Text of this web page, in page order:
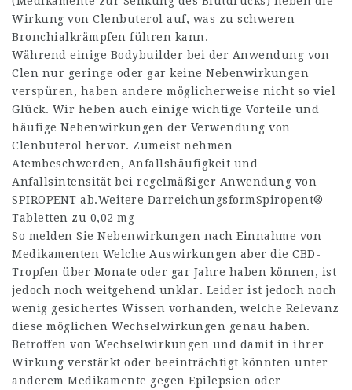
Wirkung von Clenbuterol auf, was zu schweren
Bronchialkrämpfen führen kann.
Während einige Bodybuilder bei der Anwendung von
Clen nur geringe oder gar keine Nebenwirkungen
verspüren, haben andere möglicherweise nicht so viel
Glück. Wir heben auch einige wichtige Vorteile und
häufige Nebenwirkungen der Verwendung von
Clenbuterol hervor. Zumeist nehmen
Atembeschwerden, Anfallshäufigkeit und
Anfallsintensität bei regelmäßiger Anwendung von
SPIROPENT ab.Weitere DarreichungsformSpiropent®
Tabletten zu 0,02 mg
So melden Sie Nebenwirkungen nach Einnahme von
Medikamenten Welche Auswirkungen aber die CBD-
Tropfen über Monate oder gar Jahre haben können, ist
jedoch noch weitgehend unklar. Leider ist jedoch noch
wenig gesichertes Wissen vorhanden, welche Relevanz
diese möglichen Wechselwirkungen genau haben.
Betroffen von Wechselwirkungen und damit in ihrer
Wirkung verstärkt oder beeinträchtigt könnten unter
anderem Medikamente gegen Epilepsien oder